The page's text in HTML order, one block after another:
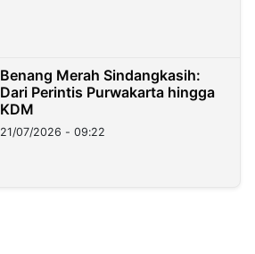
Benang Merah Sindangkasih:
Dari Perintis Purwakarta hingga
KDM
21/07/2026 - 09:22